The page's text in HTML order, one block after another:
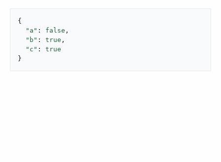
{
"a" : false ,
"b" : true ,
"c" : true
}